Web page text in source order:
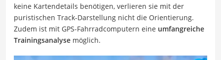
keine Kartendetails benötigen, verlieren sie mit der
puristischen Track-Darstellung nicht die Orientierung.
Zudem ist mit GPS-Fahrradcomputern eine umfangreiche
Trainingsanalyse möglich.